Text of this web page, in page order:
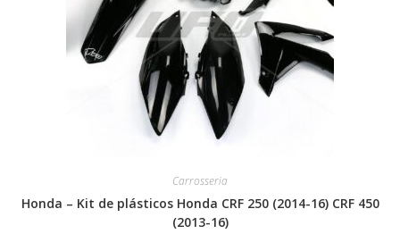
Carrosseria
Honda – Kit de plásticos Honda CRF 250 (2014-16) CRF 450
(2013-16)